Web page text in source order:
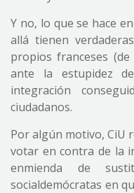
Y no, lo que se hace
allá tienen
propios franceses
ante la estupidez
integración
ciudadanos.
Por algún motivo, CiU
votar en contra de la
enmienda de
socialdemócratas en